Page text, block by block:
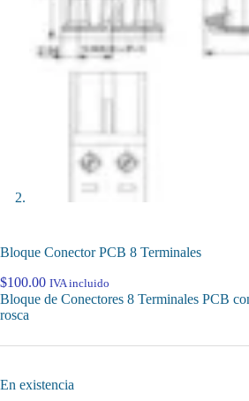
Bloque Conector PCB 8 Terminales
$100.00 IVA incluido
Bloque de Conectores 8 Terminales PCB
rosca
En existencia